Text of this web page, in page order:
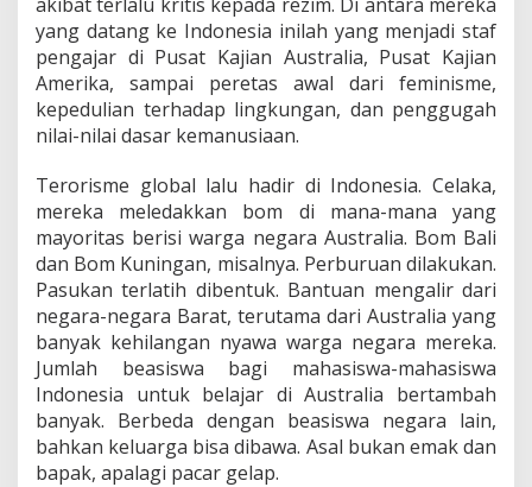
yang datang ke Indonesia inilah yang menjadi staf
pengajar di Pusat Kajian Australia, Pusat Kajian
Amerika, sampai peretas awal dari feminisme,
kepedulian terhadap lingkungan, dan penggugah
nilai-nilai dasar kemanusiaan.
Terorisme global lalu hadir di Indonesia. Celaka,
mereka meledakkan bom di mana-mana yang
mayoritas berisi warga negara Australia. Bom Bali
dan Bom Kuningan, misalnya. Perburuan dilakukan.
Pasukan terlatih dibentuk. Bantuan mengalir dari
negara-negara Barat, terutama dari Australia yang
banyak kehilangan nyawa warga negara mereka.
Jumlah beasiswa bagi mahasiswa-mahasiswa
Indonesia untuk belajar di Australia bertambah
banyak. Berbeda dengan beasiswa negara lain,
bahkan keluarga bisa dibawa. Asal bukan emak dan
bapak, apalagi pacar gelap.